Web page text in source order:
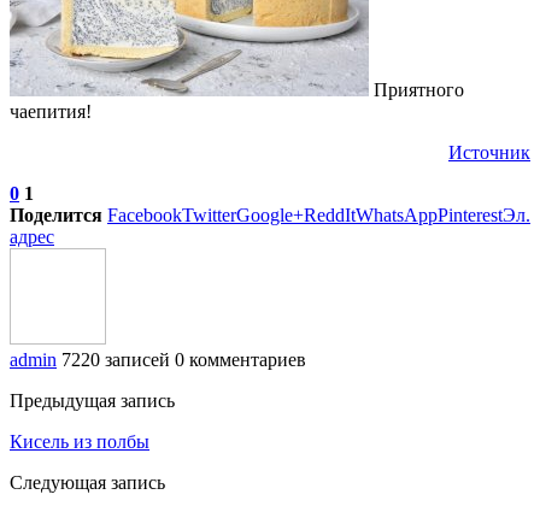
Приятного
чаепития!
Источник
0 1
Поделится FacebookTwitterGoogle+ReddItWhatsAppPinterestЭл.
адрес
admin 7220 записей 0 комментариев
Предыдущая запись
Кисель из полбы
Следующая запись